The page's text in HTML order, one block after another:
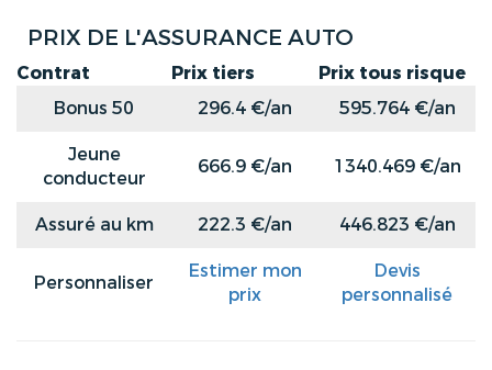
PRIX DE L'ASSURANCE AUTO
Contrat Prix tiers
Prix tous risque
Bonus 50
296.4 €/an
595.764 €/an
Jeune
conducteur
666.9 €/an 1340.469 €/an
Assuré au km 222.3 €/an 446.823 €/an
Personnaliser
Estimer mon
prix
Devis
personnalisé